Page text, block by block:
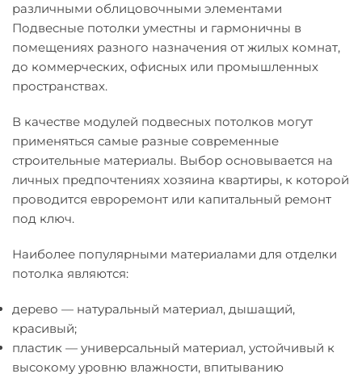
различными облицовочными элементами
Подвесные потолки уместны и гармоничны в
помещениях разного назначения от жилых комнат,
до коммерческих, офисных или промышленных
пространствах.
В качестве модулей подвесных потолков могут
применяться самые разные современные
строительные материалы. Выбор основывается на
личных предпочтениях хозяина квартиры, к которой
проводится евроремонт или капитальный ремонт
под ключ.
Наиболее популярными материалами для отделки
потолка являются:
дерево — натуральный материал, дышащий,
красивый;
пластик — универсальный материал, устойчивый к
высокому уровню влажности, впитыванию